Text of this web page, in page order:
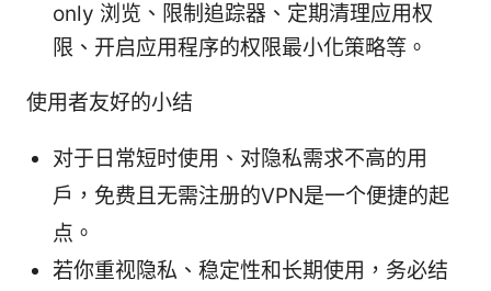
only 浏览、限制追踪器、定期清理应用权
限、开启应用程序的权限最小化策略等。
使用者友好的小结
对于日常短时使用、对隐私需求不高的用
户，免费且无需注册的VPN是一个便捷的起
点。
若你重视隐私、稳定性和长期使用，务必结